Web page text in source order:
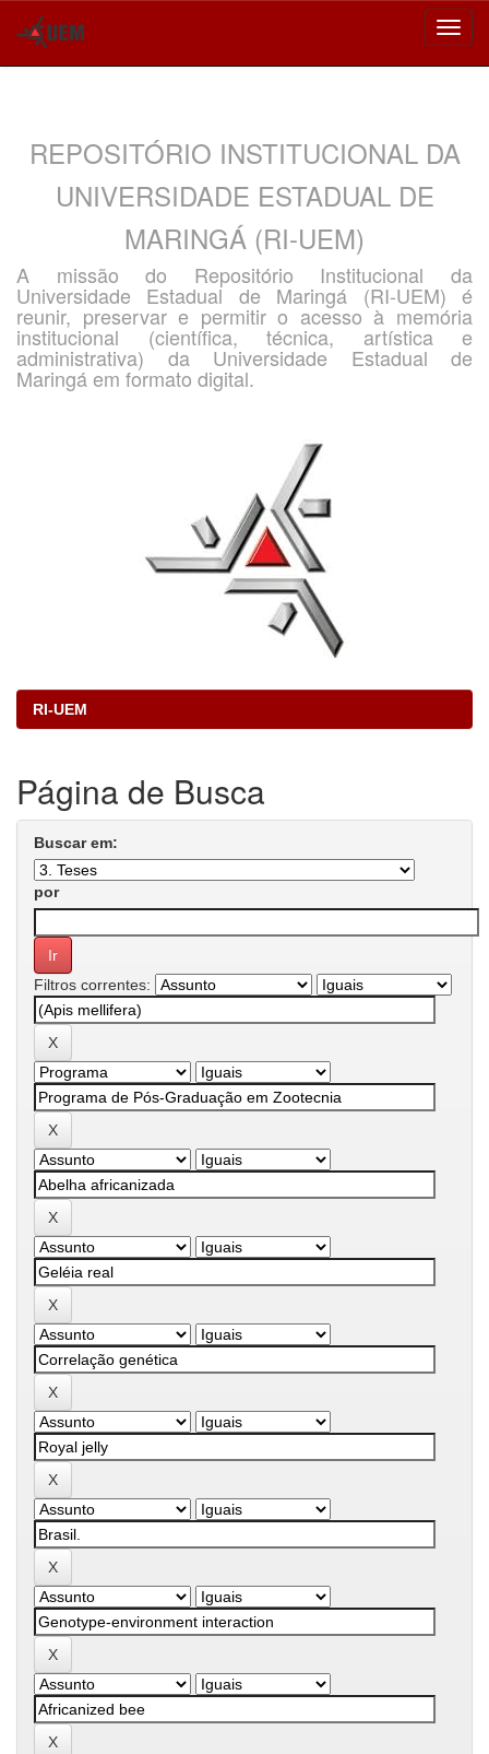
REPOSITÓRIO INSTITUCIONAL DA
UNIVERSIDADE ESTADUAL DE
MARINGÁ (RI-UEM)
A missão do Repositório Institucional da
Universidade Estadual de Maringá (RI-UEM) é
reunir, preservar e permitir o acesso à memória
institucional (científica, técnica, artística e
administrativa) da Universidade Estadual de
Maringá em formato digital.
RI-UEM
Página de Busca
Buscar em:
por
Filtros correntes: